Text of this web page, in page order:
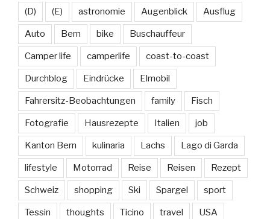
(D) (E) astronomie Augenblick Ausflug
Auto Bern bike Buschauffeur
Camper life camperlife coast-to-coast
Durchblog Eindrücke Elmobil
Fahrersitz-Beobachtungen family Fisch
Fotografie Hausrezepte Italien job
Kanton Bern kulinaria Lachs Lago di Garda
lifestyle Motorrad Reise Reisen Rezept
Schweiz shopping Ski Spargel sport
Tessin thoughts Ticino travel USA